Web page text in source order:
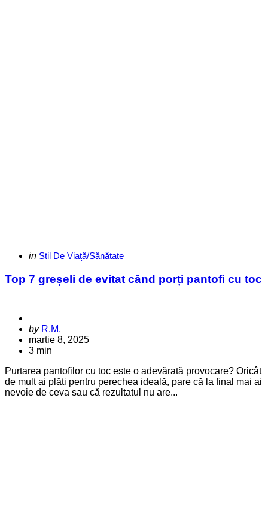
Categories
Posted
in Stil De Viaţă/Sănătate
Top 7 greșeli de evitat când porți pantofi cu toc
Posted
by
by R.M.
martie 8, 2025
3 min
Purtarea pantofilor cu toc este o adevărată provocare? Oricât
de mult ai plăti pentru perechea ideală, pare că la final mai ai
nevoie de ceva sau că rezultatul nu are...